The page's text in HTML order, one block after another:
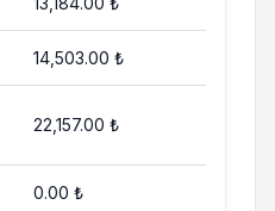
14,503.00 ₺
22,157.00 ₺
0.00 ₺